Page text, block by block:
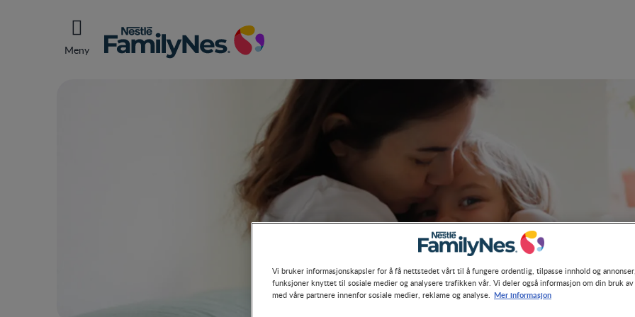
Meny
Vi bruker informasjonskapsler for å få nettstedet vårt til å fungere ordentlig, tilpasse innhold og
funksjoner knyttet til sosiale medier og analysere trafikken vår. Vi deler også informasjon om din bruk
med våre partnere innenfor sosiale medier, reklame og analyse. Mer informasjon